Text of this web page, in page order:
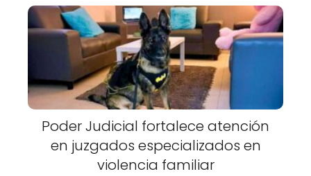
Poder Judicial fortalece atención
en juzgados especializados en
violencia familiar